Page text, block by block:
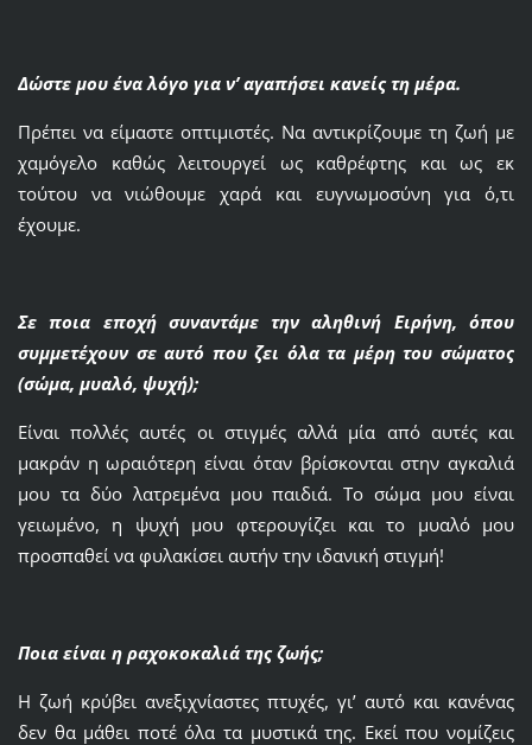
Δώστε μου ένα λόγο για ν’ αγαπήσει κανείς τη μέρα.
Πρέπει να είμαστε οπτιμιστές. Να αντικρίζουμε τη ζωή με
χαμόγελο καθώς λειτουργεί ως καθρέφτης και ως εκ
τούτου να νιώθουμε χαρά και ευγνωμοσύνη για ό,τι
έχουμε.
Σε ποια εποχή συναντάμε την αληθινή Ειρήνη, όπου
συμμετέχουν σε αυτό που ζει όλα τα μέρη του σώματος
(σώμα, μυαλό, ψυχή);
Είναι πολλές αυτές οι στιγμές αλλά μία από αυτές και
μακράν η ωραιότερη είναι όταν βρίσκονται στην αγκαλιά
μου τα δύο λατρεμένα μου παιδιά. Το σώμα μου είναι
γειωμένο, η ψυχή μου φτερουγίζει και το μυαλό μου
προσπαθεί να φυλακίσει αυτήν την ιδανική στιγμή!
Ποια είναι η ραχοκοκαλιά της ζωής;
Η ζωή κρύβει ανεξιχνίαστες πτυχές, γι’ αυτό και κανένας
δεν θα μάθει ποτέ όλα τα μυστικά της. Εκεί που νομίζεις